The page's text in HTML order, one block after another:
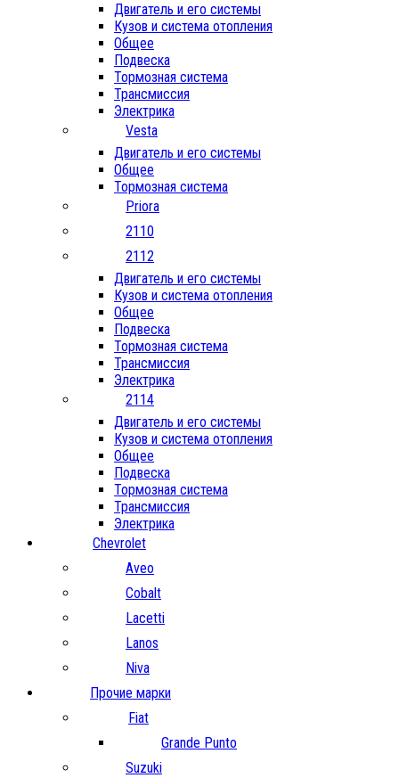
Двигатель и его системы
Кузов и система отопления
Общее
Подвеска
Тормозная система
Трансмиссия
Электрика
Vesta
Двигатель и его системы
Общее
Тормозная система
Priora
2110
2112
Двигатель и его системы
Кузов и система отопления
Общее
Подвеска
Тормозная система
Трансмиссия
Электрика
2114
Двигатель и его системы
Кузов и система отопления
Общее
Подвеска
Тормозная система
Трансмиссия
Электрика
Chevrolet
Aveo
Cobalt
Lacetti
Lanos
Niva
Прочие марки
Fiat
Grande Punto
Suzuki